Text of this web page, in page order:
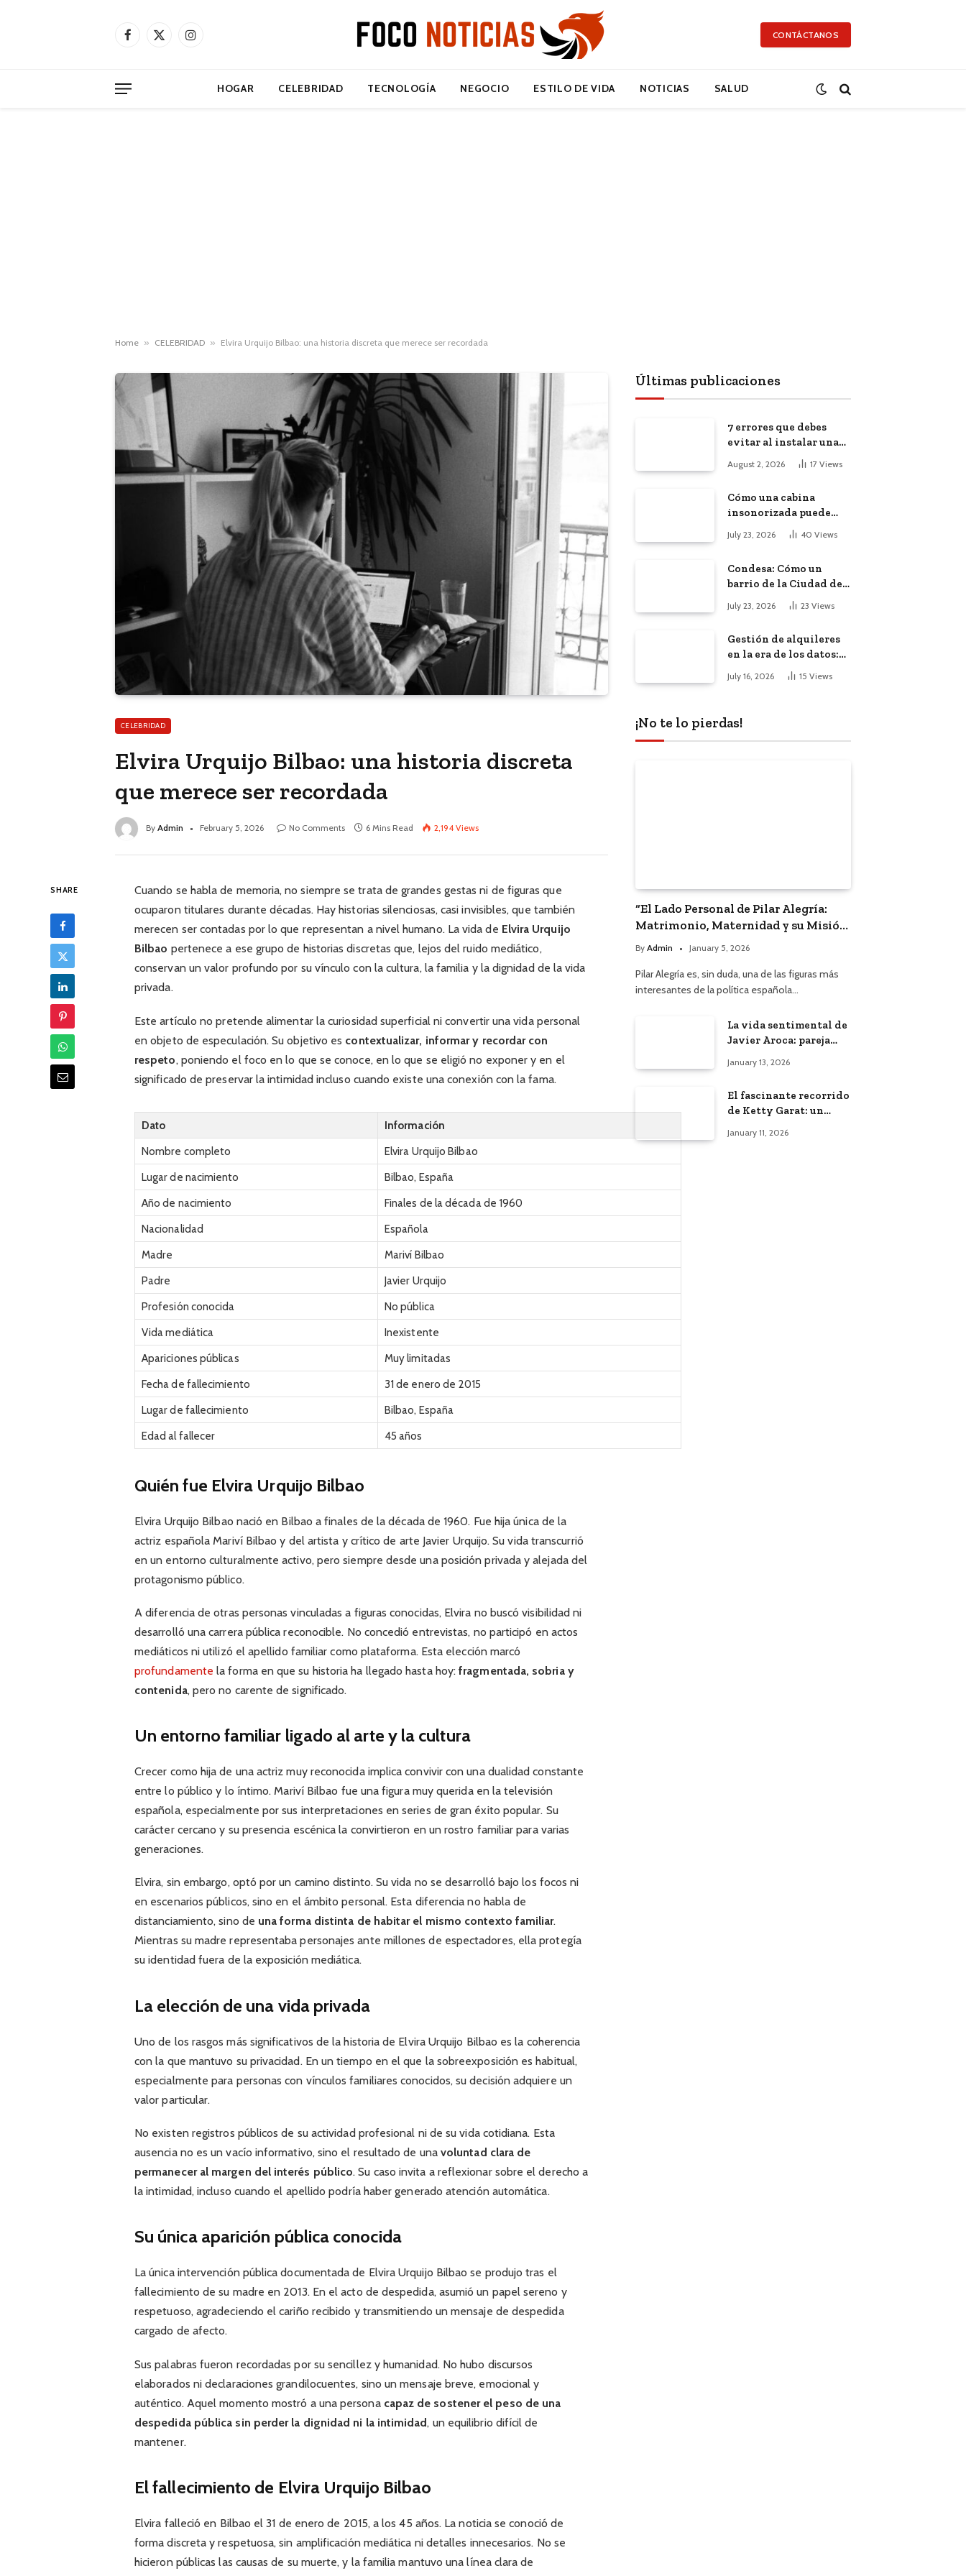
Facebook
X
Instagram CONTÁCTANOS
HOGAR CELEBRIDAD TECNOLOGÍA NEGOCIO ESTILO DE VIDA NOTICIAS SALUD
Home » CELEBRIDAD » Elvira Urquijo Bilbao: una historia discreta que merece ser recordada
CELEBRIDAD
Elvira Urquijo Bilbao: una historia discreta
que merece ser recordada
By Admin February 5, 2026 No Comments 6 Mins Read 2,194 Views
SHARE
Cuando se habla de memoria, no siempre se trata de grandes gestas ni de figuras que
ocuparon titulares durante décadas. Hay historias silenciosas, casi invisibles, que también
merecen ser contadas por lo que representan a nivel humano. La vida de Elvira Urquijo
Bilbao pertenece a ese grupo de historias discretas que, lejos del ruido mediático,
conservan un valor profundo por su vínculo con la cultura, la familia y la dignidad de la vida
privada.
Este artículo no pretende alimentar la curiosidad superficial ni convertir una vida personal
en objeto de especulación. Su objetivo es contextualizar, informar y recordar con
respeto, poniendo el foco en lo que se conoce, en lo que se eligió no exponer y en el
significado de preservar la intimidad incluso cuando existe una conexión con la fama.
Dato
Información
Nombre completo
Elvira Urquijo Bilbao
Lugar de nacimiento
Bilbao, España
Año de nacimiento
Finales de la década de 1960
Nacionalidad
Española
Madre
Mariví Bilbao
Padre
Javier Urquijo
Profesión conocida
No pública
Vida mediática
Inexistente
Apariciones públicas
Muy limitadas
Fecha de fallecimiento
31 de enero de 2015
Lugar de fallecimiento
Bilbao, España
Edad al fallecer
45 años
Quién fue Elvira Urquijo Bilbao
Elvira Urquijo Bilbao nació en Bilbao a finales de la década de 1960. Fue hija única de la
actriz española Mariví Bilbao y del artista y crítico de arte Javier Urquijo. Su vida transcurrió
en un entorno culturalmente activo, pero siempre desde una posición privada y alejada del
protagonismo público.
A diferencia de otras personas vinculadas a figuras conocidas, Elvira no buscó visibilidad ni
desarrolló una carrera pública reconocible. No concedió entrevistas, no participó en actos
mediáticos ni utilizó el apellido familiar como plataforma. Esta elección marcó
profundamente la forma en que su historia ha llegado hasta hoy:fragmentada, sobria y
contenida, pero no carente de significado.
Un entorno familiar ligado al arte y la cultura
Crecer como hija de una actriz muy reconocida implica convivir con una dualidad constante
entre lo público y lo íntimo. Mariví Bilbao fue una figura muy querida en la televisión
española, especialmente por sus interpretaciones en series de gran éxito popular. Su
carácter cercano y su presencia escénica la convirtieron en un rostro familiar para varias
generaciones.
Elvira, sin embargo, optó por un camino distinto. Su vida no se desarrolló bajo los focos ni
en escenarios públicos, sino en el ámbito personal. Esta diferencia no habla de
distanciamiento, sino de una forma distinta de habitar el mismo contexto familiar.
Mientras su madre representaba personajes ante millones de espectadores, ella protegía
su identidad fuera de la exposición mediática.
La elección de una vida privada
Uno de los rasgos más significativos de la historia de Elvira Urquijo Bilbao es la coherencia
con la que mantuvo su privacidad. En un tiempo en el que la sobreexposición es habitual,
especialmente para personas con vínculos familiares conocidos, su decisión adquiere un
valor particular.
No existen registros públicos de su actividad profesional ni de su vida cotidiana. Esta
ausencia no es un vacío informativo, sino el resultado de una voluntad clara de
permanecer al margen del interés público. Su caso invita a reflexionar sobre el derecho a
la intimidad, incluso cuando el apellido podría haber generado atención automática.
Su única aparición pública conocida
La única intervención pública documentada de Elvira Urquijo Bilbao se produjo tras el
fallecimiento de su madre en 2013. En el acto de despedida, asumió un papel sereno y
respetuoso, agradeciendo el cariño recibido y transmitiendo un mensaje de despedida
cargado de afecto.
Sus palabras fueron recordadas por su sencillez y humanidad. No hubo discursos
elaborados ni declaraciones grandilocuentes, sino un mensaje breve, emocional y
auténtico. Aquel momento mostró a una persona capaz de sostener el peso de una
despedida pública sin perder la dignidad ni la intimidad, un equilibrio difícil de
mantener.
El fallecimiento de Elvira Urquijo Bilbao
Elvira falleció en Bilbao el 31 de enero de 2015, a los 45 años. La noticia se conoció de
forma discreta y respetuosa, sin amplificación mediática ni detalles innecesarios. No se
hicieron públicas las causas de su muerte, y la familia mantuvo una línea clara de
Últimas publicaciones
7 errores que debes
evitar al instalar una
red, cámaras o equipos
tecnológicos en una
August 2, 2026 17 Views
Cómo una cabina
insonorizada puede
productividad de tu
July 23, 2026 40 Views
Condesa: Cómo un
barrio de la Ciudad de
México atrajo a
trabajadores remotos
July 23, 2026 23 Views
Gestión de alquileres
en la era de los datos:
El impacto de la
inteligencia artificial
July 16, 2026 15 Views
¡No te lo pierdas!
“El Lado Personal de Pilar Alegría:
Matrimonio, Maternidad y su Misión
Política”
By Admin January 5, 2026
Pilar Alegría es, sin duda, una de las figuras más
interesantes de la política española…
La vida sentimental de
Javier Aroca: pareja
Àngels Barceló
January 13, 2026
El fascinante recorrido
de Ketty Garat: un
bodas
January 11, 2026